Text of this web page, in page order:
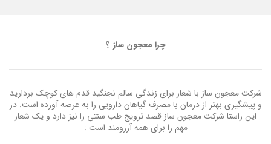
چرا معجون ساز ؟
شرکت معجون ساز با شعار برای زندگی سالم نجنگید قدم های کوچک بردارید
و پیشگیری بهتر از درمان با مصرف گیاهان دارویی را به عرصه آورده است. در
این راستا شرکت معجون ساز قصد ترویج طب سنتی را نیز دارد و یک شعار
مهم را برای همه آرزومند است :